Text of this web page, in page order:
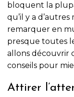
bloquent la
qu’il y a
remarquer en
presque toutes
allons découvrir
conseils pour
Attirer